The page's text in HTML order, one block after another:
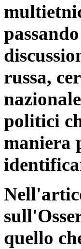
russa,
politici
maniera
quello